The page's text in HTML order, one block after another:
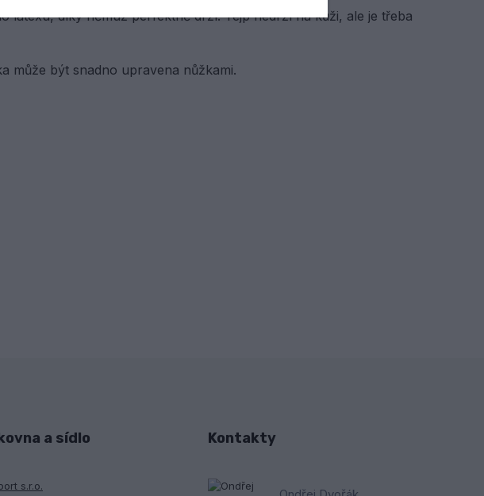
latexu, díky němuž perfektně drží. Tejp nedrží na kůži, ale je třeba
může být snadno upravena nůžkami.
a sídlo
s.r.o.
Kontakty